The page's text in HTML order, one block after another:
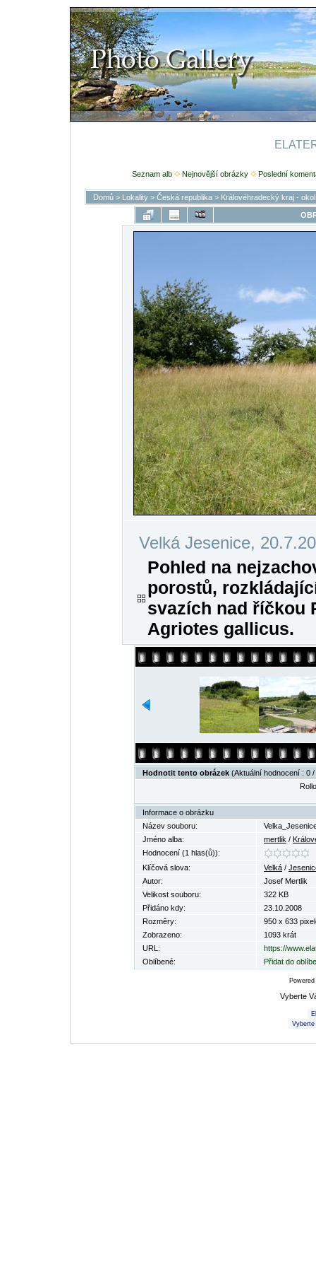
Seznam alb Nejnovější obrázky Poslední
Domů> Lokality> Česká republika> Královéhradecký kraj -
Velká Jesenice,
Pohled na
porostů,
svazích nad říčkou
Agriotes gallicus.
Hodnotit tento obrázek (Aktuální hodnocení : 0
Informace o obrázku
Název souboru:
Jméno alba:
mertlik /
Hodnocení (1 hlas(ů)):
Klíčová slova:
Velká /
Autor:
Josef Mertlik
Velikost souboru:
322 KB
Přidáno kdy:
23.10.2008
Rozměry:
950 x 633
Zobrazeno:
1093 krát
URL:
https://
Oblíbené:
Přidat do
Vyberte